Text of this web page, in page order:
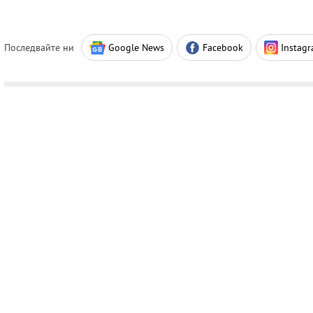
Последвайте ни Google News Facebook